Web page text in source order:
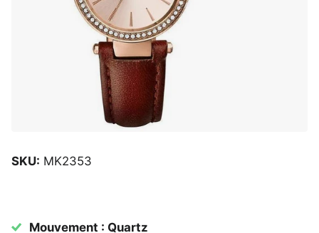
SKU: MK2353
Mouvement : Quartz